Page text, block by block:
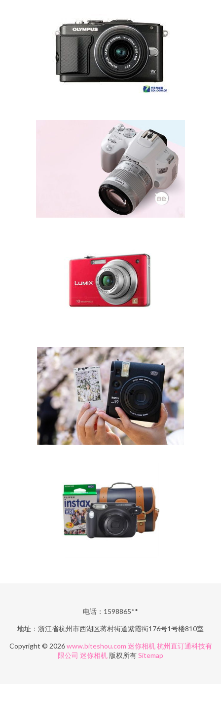
电话：1598865**
地址：浙江省杭州市西湖区蒋村街道紫霞街176号1号楼810室
Copyright © 2026www.biteshou.com 迷你相机 杭州直订通科技有
限公司 迷你相机 版权所有Sitemap